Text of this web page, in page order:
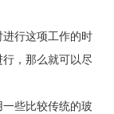
行这项工作的时
，那么就可以尽
些比较传统的玻